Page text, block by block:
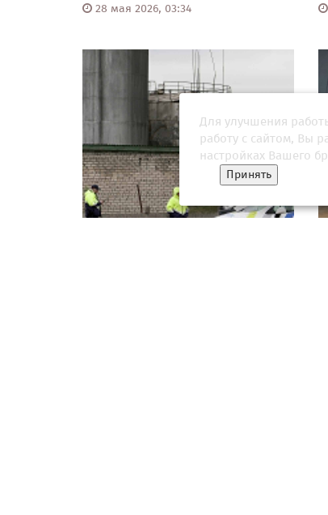
28 мая 2026, 03:34
Для улучшения
работу с сайтом, Вы
настройках Вашего
Принять